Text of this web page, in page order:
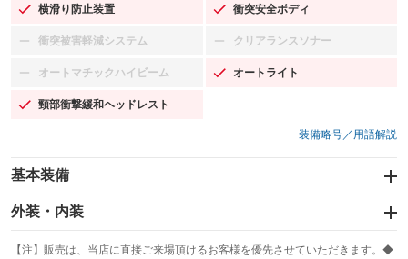
横滑り防止装置
：装備あり 衝突安全ボディ
：装備あり
衝突被害軽減システム
：装備なし クリアランスソナー
：装備なし
オートマチックハイビーム
：装備なし オートライト
：装備あり
頸部衝撃緩和ヘッドレスト
：装備あり
装備略号／用語解説
基本装備
エアバッグ：運転席/助手席/サイド
：装備あり
：装備なし
外装・内装
カーナビ：SDナビ
：装備あり
【注】販売は、当店に直接ご来場頂けるお客様を優先させていただきます。◆